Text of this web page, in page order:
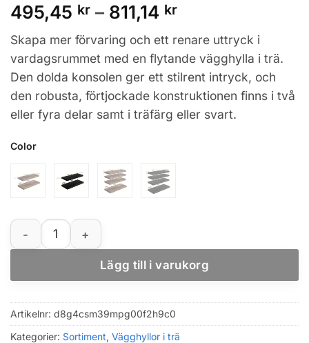
495,45 kr – 811,14 krPrisintervall:
till
811,14 kr
Skapa mer förvaring och ett renare uttryck i
vardagsrummet med en flytande vägghylla i trä.
Den dolda konsolen ger ett stilrent intryck, och
den robusta, förtjockade konstruktionen finns i två
eller fyra delar samt i träfärg eller svart.
Color
Nordisk vägg­hylla i trä med dold konsol, väggmonterad
Lägg till i varukorg
Artikelnr: d8g4csm39mpg00f2h9c0
Kategorier: Sortiment Vägghyllor i trä